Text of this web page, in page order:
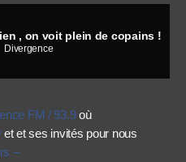
, on voit plein de copains !
Divergence
FM / 93.9où
et et ses invités pour nous
–